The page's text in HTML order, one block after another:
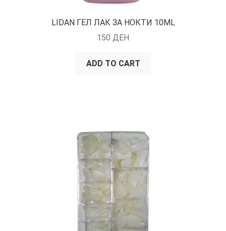
LIDAN ГЕЛ ЛАК ЗА НОКТИ 10ML
150 ДЕН
ADD TO CART